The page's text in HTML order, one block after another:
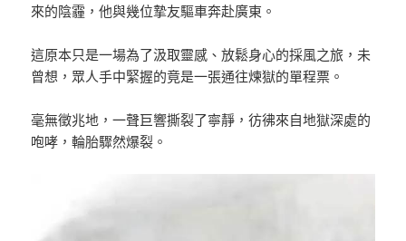
來的陰霾，他與幾位摯友驅車奔赴廣東。
這原本只是一場為了汲取靈感、放鬆身心的採風之旅，未
曾想，眾人手中緊握的竟是一張通往煉獄的單程票。
毫無徵兆地，一聲巨響撕裂了寧靜，彷彿來自地獄深處的
咆哮，輪胎驟然爆裂。